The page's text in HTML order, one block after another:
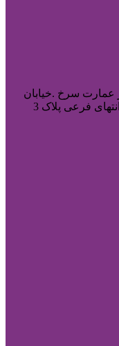
عمارت سرخ .خیابان
فرعی پلاک 3